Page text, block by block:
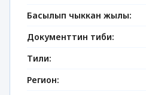
Басылып чыккан жылы:
Документтин тиби:
Тили:
Регион: